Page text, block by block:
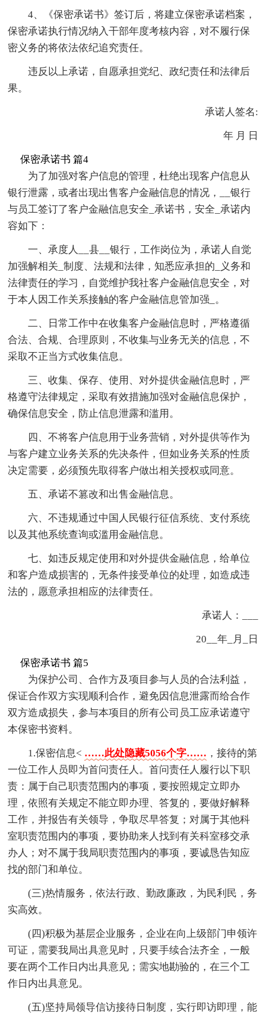
4、《保密承诺书》签订后，将建立保密承诺档案，
保密承诺执行情况纳入干部年度考核内容，对不履行保
密义务的将依法依纪追究责任。
违反以上承诺，自愿承担党纪、政纪责任和法律后
果。
承诺人签名:
年 月 日
保密承诺书 篇4
为了加强对客户信息的管理，杜绝出现客户信息从
银行泄露，或者出现出售客户金融信息的情况，__银行
与员工签订了客户金融信息安全_承诺书，安全_承诺内
容如下：
一、承度人__县__银行，工作岗位为，承诺人自觉
加强解相关_制度、法规和法律，知悉应承担的_义务和
法律责任的学习，自觉维护我社客户金融信息安全，对
于本人因工作关系接触的客户金融信息管加强_。
二、日常工作中在收集客户金融信息时，严格遵循
合法、合规、合理原则，不收集与业务无关的信息，不
采取不正当方式收集信息。
三、收集、保存、使用、对外提供金融信息时，严
格遵守法律规定，采取有效措施加强对金融信息保护，
确保信息安全，防止信息泄露和滥用。
四、不将客户信息用于业务营销，对外提供等作为
与客户建立业务关系的先决条件，但如业务关系的性质
决定需要，必须预先取得客户做出相关授权或同意。
五、承诺不篡改和出售金融信息。
六、不违规通过中国人民银行征信系统、支付系统
以及其他系统查询或滥用金融信息。
七、如违反规定使用和对外提供金融信息，给单位
和客户造成损害的，无条件接受单位的处理，如造成违
法的，愿意承担相应的法律责任。
承诺人：___
20__年_月_日
保密承诺书 篇5
为保护公司、合作方及项目参与人员的合法利益，
保证合作双方实现顺利合作，避免因信息泄露而给合作
双方造成损失，参与本项目的所有公司员工应承诺遵守
本保密书资料。
1.保密信息< ……此处隐藏5056个字…… ，接待的第
一位工作人员即为首问责任人。首问责任人履行以下职
责：属于自己职责范围内的事项，要按照规定立即办
理，依照有关规定不能立即办理、答复的，要做好解释
工作，并报告有关领导，争取尽早答复；对属于其他科
室职责范围内的事项，要协助来人找到有关科室移交承
办人；对不属于我局职责范围内的事项，要诚恳告知应
找的部门和单位。
(三)热情服务，依法行政、勤政廉政，为民利民，务
实高效。
(四)积极为基层企业服务，企业在向上级部门申领许
可证，需要我局出具意见时，只要手续合法齐全，一般
要在两个工作日内出具意见；需实地勘验的，在三个工
作日内出具意见。
(五)坚持局领导信访接待日制度，实行即访即理，能